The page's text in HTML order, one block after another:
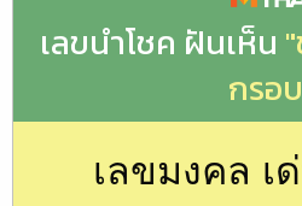
เลขนำโชค ฝันเห็น
กรอ
เลขมงคล เ